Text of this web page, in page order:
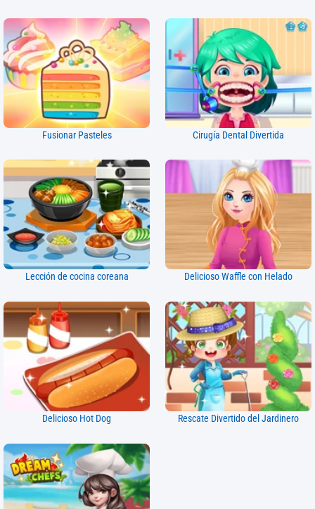
Fusionar Pasteles Cirugía Dental Divertida
Lección de cocina coreana Delicioso Waffle con Helado
Delicioso Hot Dog Rescate Divertido del Jardinero